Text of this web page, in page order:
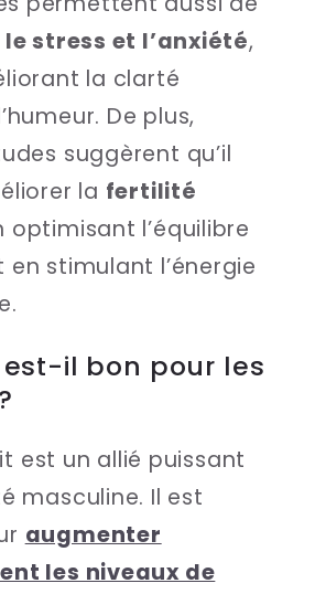
le stress et l’anxiété,
la clarté
De plus,
suggèrent qu’il
la fertilité
optimisant l’équilibre
stimulant l’énergie
est-il bon pour les
est un allié puissant
masculine. Il est
augmenter
les niveaux de